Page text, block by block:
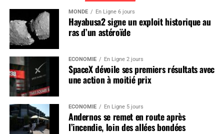
MONDE En Ligne 6 jours
Hayabusa2 signe un exploit historique au
ras d’un astéroïde
ÉCONOMIE En Ligne 2 jours
SpaceX dévoile ses premiers résultats avec
une action à moitié prix
ÉCONOMIE En Ligne 5 jours
Andernos se remet en route après
l’incendie, loin des allées bondées